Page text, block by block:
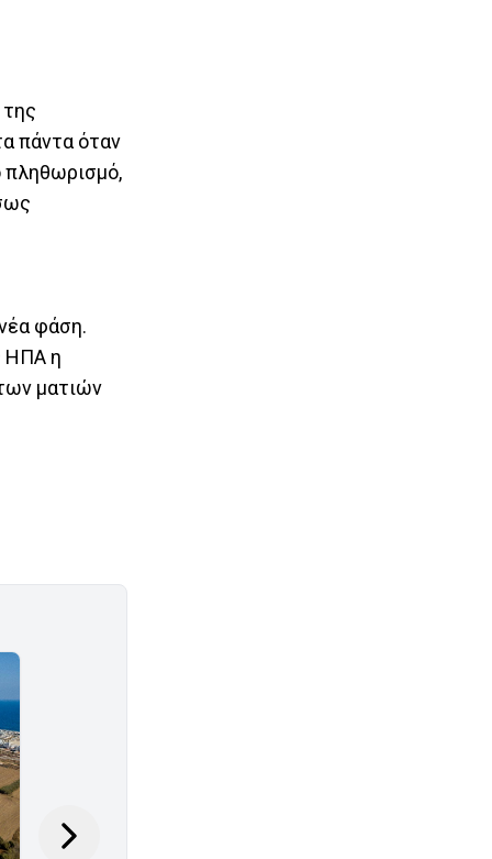
πάντα όταν
πληθωρισμό,
φάση.
ΗΠΑ η
ματιών